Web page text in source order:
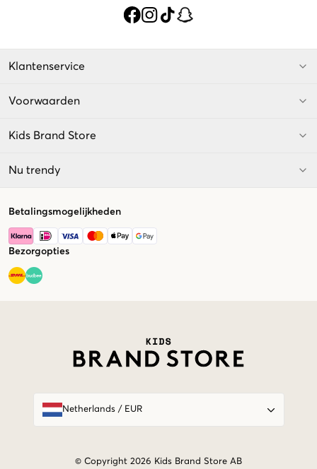
Klantenservice
Voorwaarden
Kids Brand Store
Nu trendy
Betalingsmogelijkheden
Bezorgopties
Netherlands/ EUR
© Copyright 2026 Kids Brand Store AB